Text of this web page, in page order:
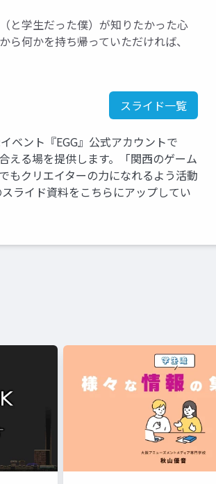
と学生だった僕）が知りたかった心
何かを持ち帰っていただければ、
スライド一覧
ベント『EGG』公式アカウントで
える場を提供します。「関西のゲーム
もクリエイターの力になれるよう活動
ライド資料をこちらにアップしてい